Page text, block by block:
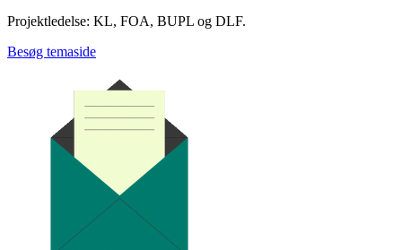
Projektledelse: KL, FOA, BUPL og DLF.
Besøg temaside